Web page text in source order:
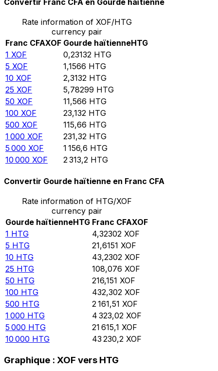
Rate information of XOF/HTG
currency pair
Franc CFAXOF Gourde haïtienneHTG
1 XOF 0,23132 HTG
5 XOF 1,1566 HTG
10 XOF 2,3132 HTG
25 XOF 5,78299 HTG
50 XOF 11,566 HTG
100 XOF 23,132 HTG
500 XOF 115,66 HTG
1 000 XOF 231,32 HTG
5 000 XOF 1 156,6 HTG
10 000 XOF 2 313,2 HTG
Convertir Gourde haïtienne en Franc CFA
Rate information of HTG/XOF
currency pair
Gourde haïtienneHTG Franc CFAXOF
1 HTG 4,32302 XOF
5 HTG 21,6151 XOF
10 HTG 43,2302 XOF
25 HTG 108,076 XOF
50 HTG 216,151 XOF
100 HTG 432,302 XOF
500 HTG 2 161,51 XOF
1 000 HTG 4 323,02 XOF
5 000 HTG 21 615,1 XOF
10 000 HTG 43 230,2 XOF
Graphique : XOF vers HTG